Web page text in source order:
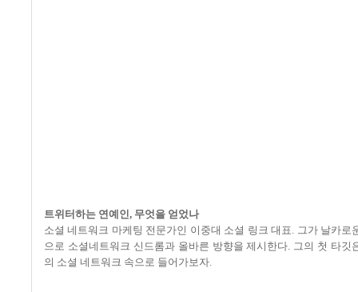
트위터하는 연예인 , 무엇을 얻었나
소셜 네트워크 마케팅 전문가인 이중대 소셜 링크 대표
그가 날카로
으로 소셜네트워크 신드롬과 올바른 방향을 제시한다 그의 첫 타깃
의 소셜 네트워크 속으로 들어가보자